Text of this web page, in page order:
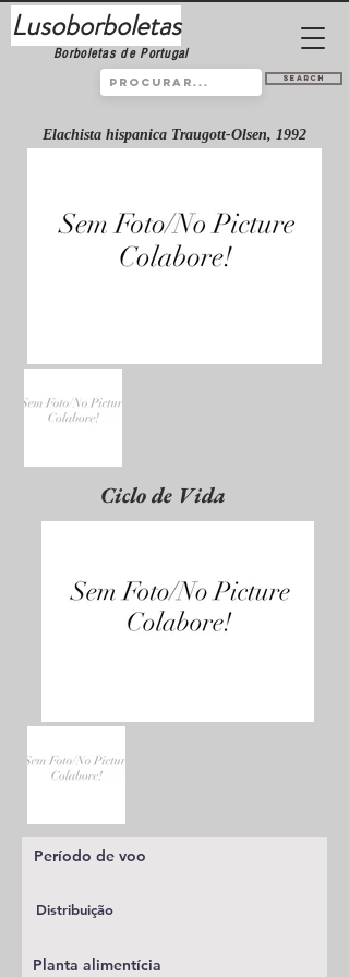
Lusoborboletas
Borboletas de Portugal
Search
Elachista hispanica Traugott-Olsen, 1992
Ciclo de Vida
Período de voo
Distribuição
Planta alimentícia